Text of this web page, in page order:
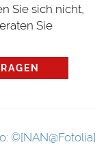
Sie sich nicht,
Sie